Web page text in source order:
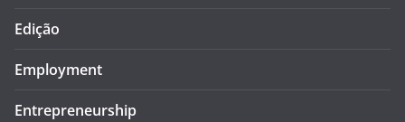
Edição
Employment
Entrepreneurship